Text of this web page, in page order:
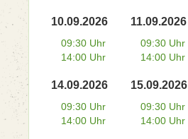
10.09.2026
09:30 Uhr
14:00 Uhr
11.09.2026
09:30 Uhr
14:00 Uhr
14.09.2026
09:30 Uhr
14:00 Uhr
15.09.2026
09:30 Uhr
14:00 Uhr